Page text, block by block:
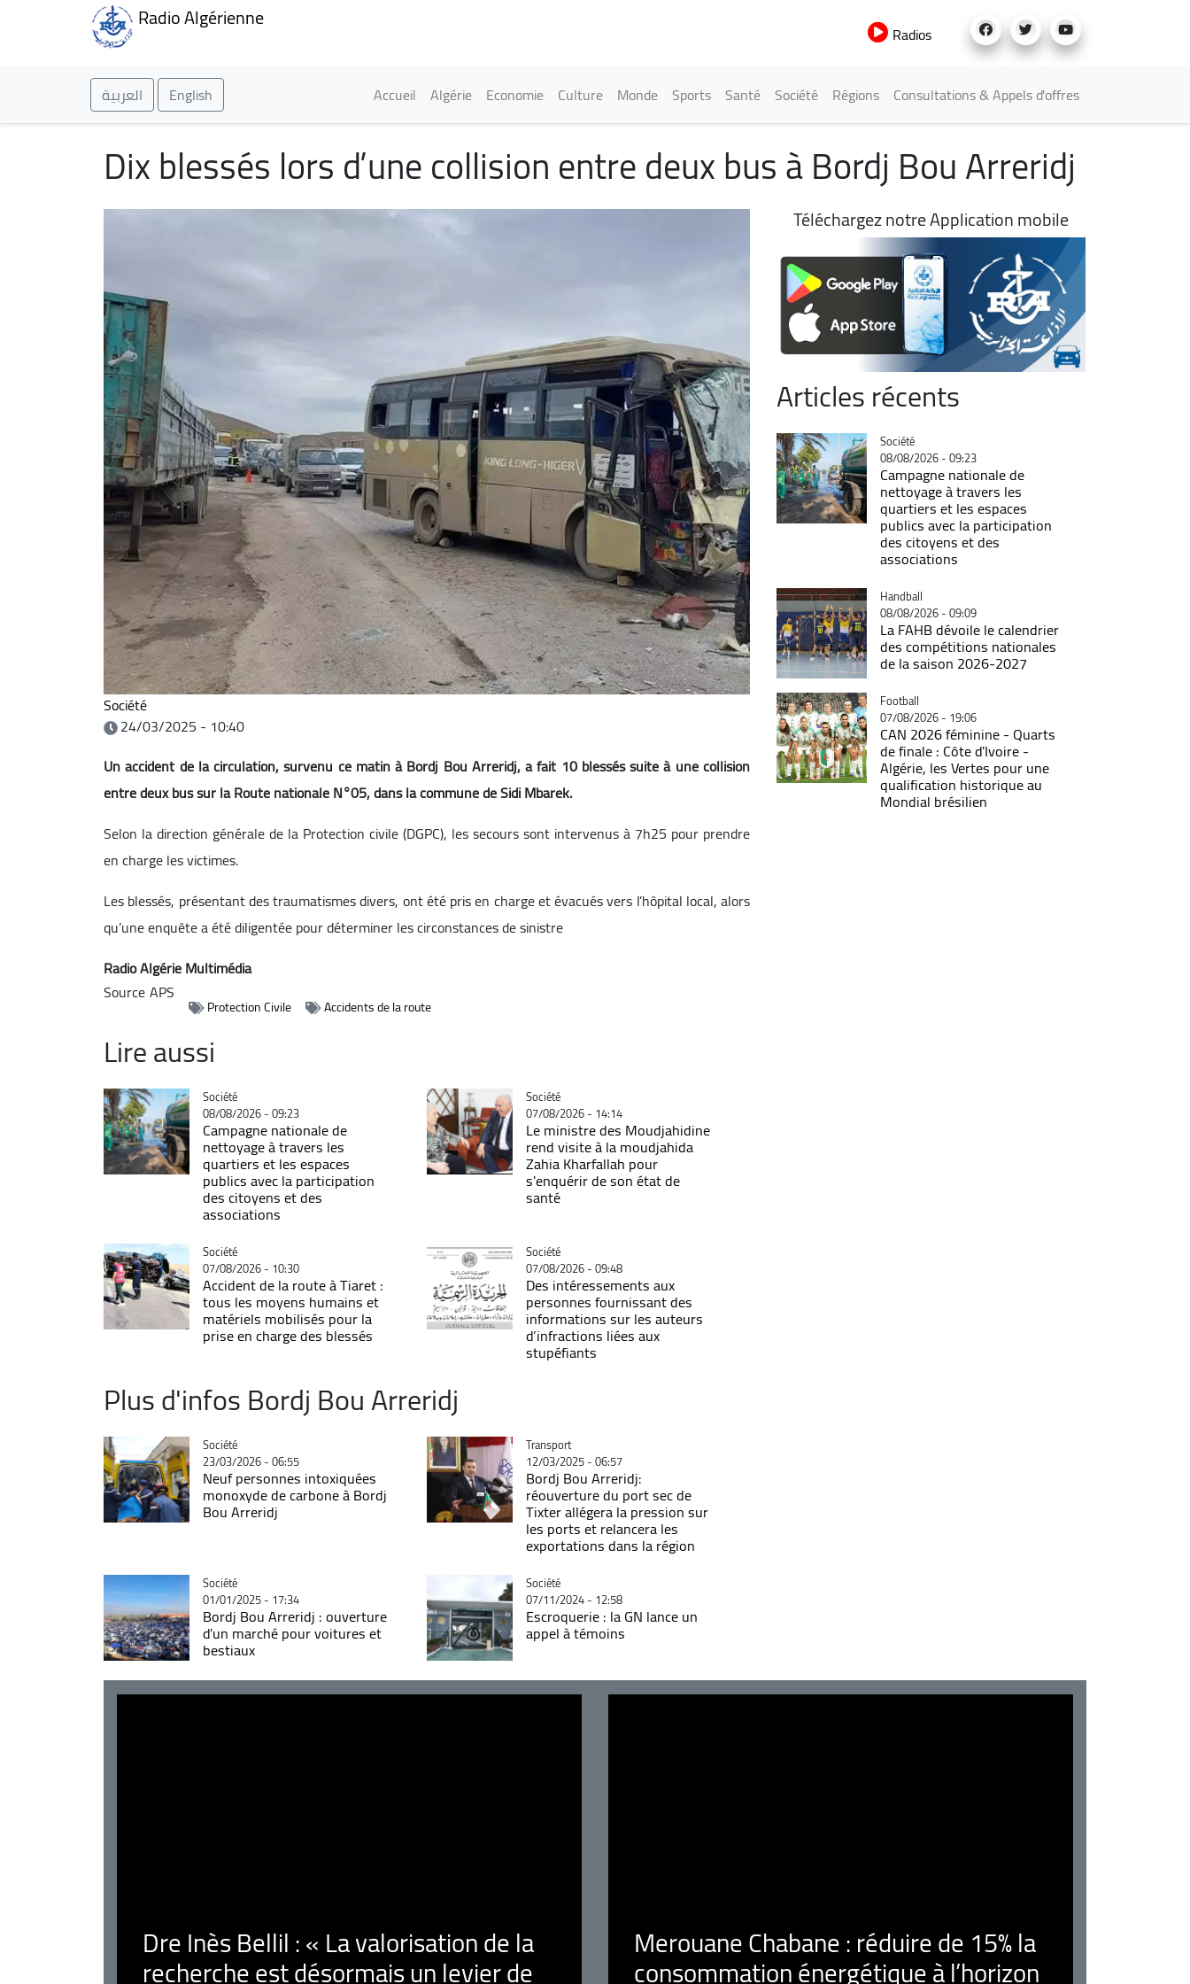
Radio Algérienne
Radios
العربية English Main navigation
Accueil Algérie Economie Culture Monde Sports Santé Société Régions Consultations & Appels d'offres
Dix blessés lors d’une collision entre deux bus à Bordj Bou Arreridj
Société
24/03/2025 - 10:40
Un accident de la circulation, survenu ce matin à Bordj Bou Arreridj, a fait 10 blessés suite à une collision
entre deux bus sur la Route nationale N°05, dans la commune de Sidi Mbarek.
Selon la direction générale de la Protection civile (DGPC), les secours sont intervenus à 7h25 pour prendre
en charge les victimes.
Les blessés, présentant des traumatismes divers, ont été pris en charge et évacués vers l’hôpital local, alors
qu’une enquête a été diligentée pour déterminer les circonstances de sinistre
Radio Algérie Multimédia
SourceAPS
Protection Civile Accidents de la route
Lire aussi
Catégorie
Société
08/08/2026 - 09:23
Campagne nationale de
nettoyage à travers les
quartiers et les espaces
publics avec la participation
des citoyens et des
associations
Catégorie
Société
07/08/2026 - 14:14
Le ministre des Moudjahidine
rend visite à la moudjahida
Zahia Kharfallah pour
s'enquérir de son état de
santé
Catégorie
Société
07/08/2026 - 10:30
Accident de la route à Tiaret :
tous les moyens humains et
matériels mobilisés pour la
prise en charge des blessés
Catégorie
Société
07/08/2026 - 09:48
Des intéressements aux
personnes fournissant des
informations sur les auteurs
d’infractions liées aux
stupéfiants
Plus d'infos Bordj Bou Arreridj
Catégorie
Société
23/03/2026 - 06:55
Neuf personnes intoxiquées
monoxyde de carbone à Bordj
Bou Arreridj
Catégorie
Transport
12/03/2025 - 06:57
Bordj Bou Arreridj:
réouverture du port sec de
Tixter allégera la pression sur
les ports et relancera les
exportations dans la région
Catégorie
Société
01/01/2025 - 17:34
Bordj Bou Arreridj : ouverture
d'un marché pour voitures et
bestiaux
Catégorie
Société
07/11/2024 - 12:58
Escroquerie : la GN lance un
appel à témoins
Téléchargez notre Application mobile
Articles récents
Catégorie
Société
08/08/2026 - 09:23
Campagne nationale de
nettoyage à travers les
quartiers et les espaces
publics avec la participation
des citoyens et des
associations
Catégorie
Handball
08/08/2026 - 09:09
La FAHB dévoile le calendrier
des compétitions nationales
de la saison 2026-2027
Catégorie
Football
07/08/2026 - 19:06
CAN 2026 féminine - Quarts
de finale : Côte d'Ivoire -
Algérie, les Vertes pour une
qualification historique au
Mondial brésilien
Dre Inès Bellil : « La valorisation de la
recherche est désormais un levier de
Merouane Chabane : réduire de 15% la
consommation énergétique à l’horizon